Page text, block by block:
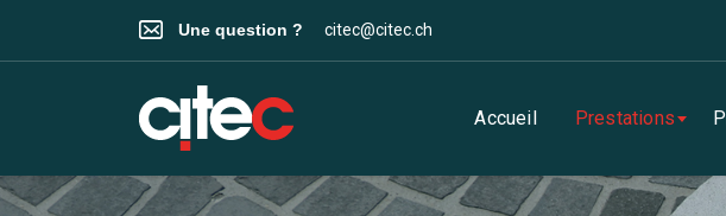
Une question ? citec@citec.ch
Accueil Prestations